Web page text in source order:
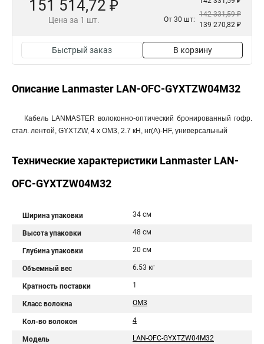
151 514,72 ₽
Цена за 1 шт. От 30 шт:
142 331,59 ₽
139 270,82 ₽
Быстрый заказ В корзину
Описание Lanmaster LAN-OFC-GYXTZW04M32
Кабель LANMASTER волоконно-оптический бронированный гофр.
стал. лентой, GYXTZW, 4 х OM3, 2.7 кН, нг(А)-HF, универсальный
Технические характеристики Lanmaster LAN-
OFC-GYXTZW04M32
Ширина упаковки 34 см
Высота упаковки 48 см
Глубина упаковки 20 см
Объемный вес 6.53 кг
Кратность поставки 1
Класс волокна OM3
Кол-во волокон 4
Модель LAN-OFC-GYXTZW04M32